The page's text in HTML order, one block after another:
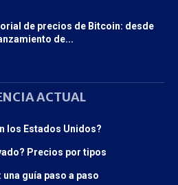
de precios de Bitcoin: desde
de...
ACTUAL
los Estados Unidos?
Precios por tipos
guía paso a paso